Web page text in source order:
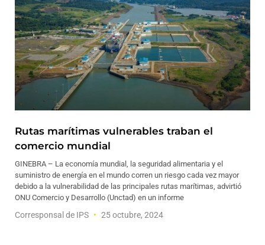
Rutas marítimas vulnerables traban el
comercio mundial
GINEBRA – La economía mundial, la seguridad alimentaria y el
suministro de energía en el mundo corren un riesgo cada vez mayor
debido a la vulnerabilidad de las principales rutas marítimas, advirtió
ONU Comercio y Desarrollo (Unctad) en un informe
Corresponsal de IPS 25 octubre, 2024